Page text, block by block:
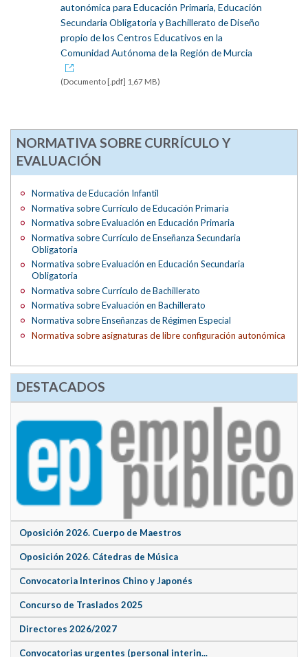
autonómica para Educación Primaria, Educación
Secundaria Obligatoria y Bachillerato de Diseño
propio de los Centros Educativos en la
Comunidad Autónoma de la Región de Murcia
(Documento [.pdf] 1,67 MB)
NORMATIVA SOBRE CURRÍCULO Y
EVALUACIÓN
Normativa de Educación Infantil
Normativa sobre Currículo de Educación Primaria
Normativa sobre Evaluación en Educación Primaria
Normativa sobre Currículo de Enseñanza Secundaria
Obligatoria
Normativa sobre Evaluación en Educación Secundaria
Obligatoria
Normativa sobre Currículo de Bachillerato
Normativa sobre Evaluación en Bachillerato
Normativa sobre Enseñanzas de Régimen Especial
Normativa sobre asignaturas de libre configuración autonómica
DESTACADOS
Oposición 2026. Cuerpo de Maestros
Oposición 2026. Cátedras de Música
Convocatoria Interinos Chino y Japonés
Concurso de Traslados 2025
Directores 2026/2027
Convocatorias urgentes (personal interin...